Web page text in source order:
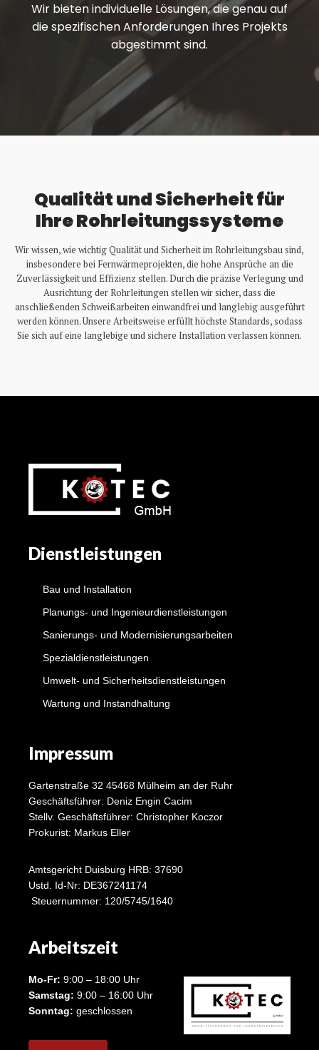
Wir bieten individuelle Lösungen, die genau auf
die spezifischen Anforderungen Ihres Projekts
abgestimmt sind.
Qualität und Sicherheit für
Ihre Rohrleitungssysteme
Wir wissen, wie wichtig Qualität und Sicherheit im Rohrleitungsbau sind,
insbesondere bei Fernwärmeprojekten, die hohe Ansprüche an die
Zuverlässigkeit und Effizienz stellen. Durch die präzise Verlegung und
Ausrichtung der Rohrleitungen stellen wir sicher, dass die
anschließenden Schweißarbeiten einwandfrei und langlebig ausgeführt
werden können. Unsere Arbeitsweise erfüllt höchste Standards, sodass
Sie sich auf eine langlebige und sichere Installation verlassen können.
Dienstleistungen
Bau und Installation
Planungs- und Ingenieurdienstleistungen
Sanierungs- und Modernisierungsarbeiten
Spezialdienstleistungen
Umwelt- und Sicherheitsdienstleistungen
Wartung und Instandhaltung
Impressum
Gartenstraße 32 45468 Mülheim an der Ruhr
Geschäftsführer: Deniz Engin Cacim
Stellv. Geschäftsführer: Christopher Koczor
Prokurist: Markus Eller
Amtsgericht Duisburg HRB: 37690
Ustd. Id-Nr: DE367241174
Steuernummer: 120/5745/1640
Arbeitszeit
Mo-Fr: 9:00 – 18:00 Uhr
Samstag: 9:00 – 16:00 Uhr
Sonntag: geschlossen